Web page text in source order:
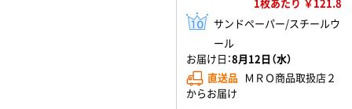
サンドペーパー/スチールウ
ール
お届け日：8月12日（水）
直送品 ＭＲＯ商品取扱店２
からお届け